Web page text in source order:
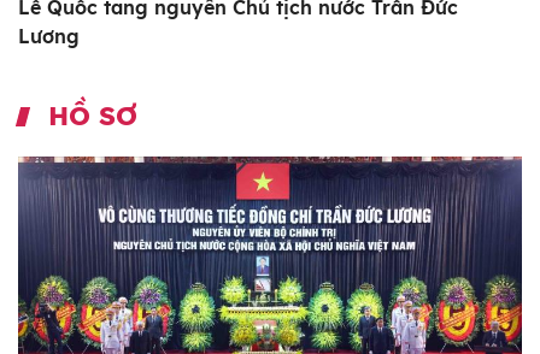
Lễ Quốc tang nguyên Chủ tịch nước Trần Đức
Lương
HỒ SƠ